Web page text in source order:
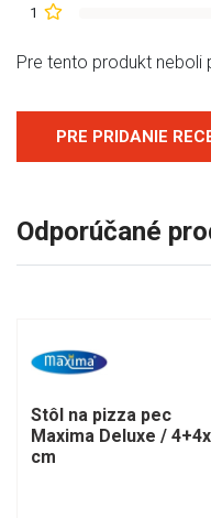
1
Pre tento produkt neboli
PRE PRIDANIE
Odporúčané
Stôl na pizza pec
Maxima Deluxe /
cm